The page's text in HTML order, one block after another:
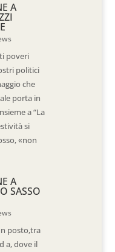
A
poveri
politici
che
porta in
a “La
si
«non
A
SASSO
posto,tra
a, dove il